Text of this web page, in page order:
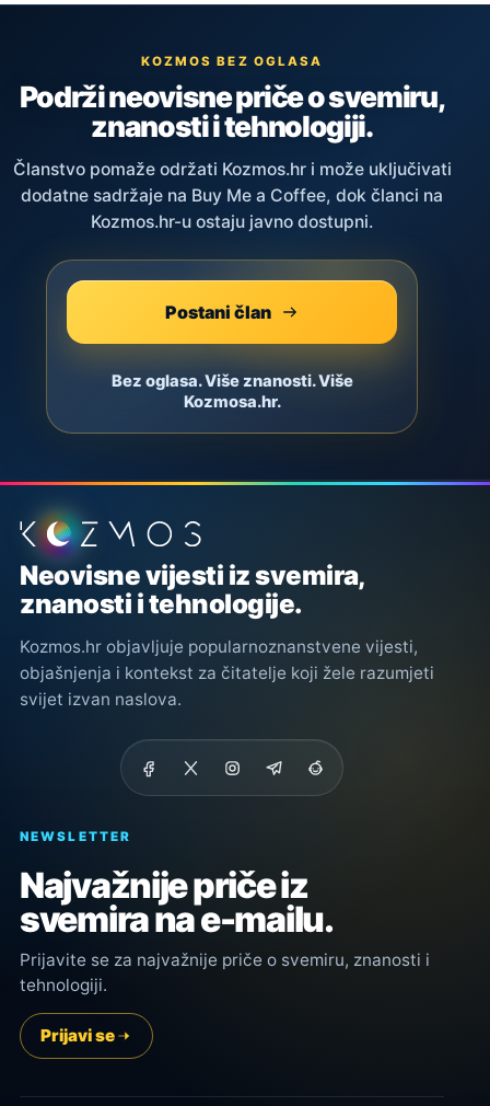
KOZMOS BEZ OGLASA
Podrži neovisne priče o svemiru,
znanosti i tehnologiji.
Članstvo pomaže održati Kozmos.hr i može uključivati
dodatne sadržaje na Buy Me a Coffee, dok članci na
Kozmos.hr-u ostaju javno dostupni.
Postani član
Bez oglasa. Više znanosti. Više
Kozmosa.hr.
Podnožje stranice
Neovisne vijesti iz svemira,
znanosti i tehnologije.
Kozmos.hr objavljuje popularnoznanstvene vijesti,
objašnjenja i kontekst za čitatelje koji žele razumjeti
svijet izvan naslova.
NEWSLETTER
Najvažnije priče iz
svemira na e-mailu.
Prijavite se za najvažnije priče o svemiru, znanosti i
tehnologiji.
Prijavi se